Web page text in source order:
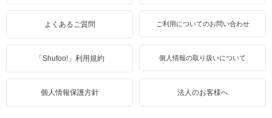
よくあるご質問 ご利用についてのお問い合わせ
「Shufoo!」利用規約 個人情報の取り扱いについて
個人情報保護方針 法人のお客様へ